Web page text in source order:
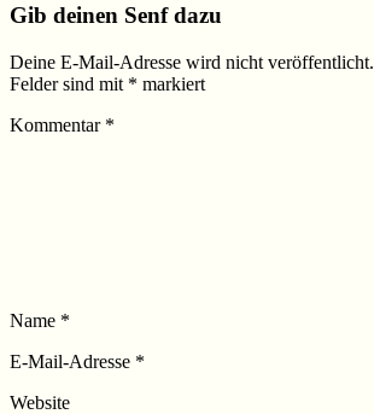
Leser-
Interaktionen
Gib deinen Senf dazu
Deine E-Mail-Adresse wird nicht veröffentlicht.
Felder sind mit * markiert
Kommentar *
Name *
E-Mail-Adresse *
Website